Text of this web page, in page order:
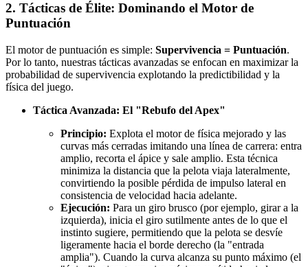
2. Tácticas de Élite: Dominando el Motor de
Puntuación
El motor de puntuación es simple: Supervivencia = Puntuación.
Por lo tanto, nuestras tácticas avanzadas se enfocan en maximizar la
probabilidad de supervivencia explotando la predictibilidad y la
física del juego.
Táctica Avanzada: El "Rebufo del Apex"
Principio: Explota el motor de física mejorado y las
curvas más cerradas imitando una línea de carrera: entra
amplio, recorta el ápice y sale amplio. Esta técnica
minimiza la distancia que la pelota viaja lateralmente,
convirtiendo la posible pérdida de impulso lateral en
consistencia de velocidad hacia adelante.
Ejecución: Para un giro brusco (por ejemplo, girar a la
izquierda), inicia el giro sutilmente antes de lo que el
instinto sugiere, permitiendo que la pelota se desvíe
ligeramente hacia el borde derecho (la "entrada
amplia"). Cuando la curva alcanza su punto máximo (el